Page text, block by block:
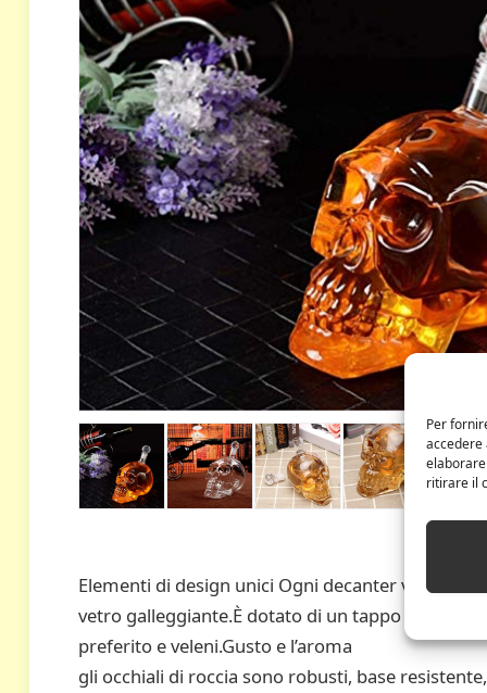
Per
accedere
ritirare il
Elementi di design unici Ogni decanter vino è
vetro galleggiante.È dotato di un tappo di vetro
preferito e veleni.Gusto e l’aroma
gli occhiali di roccia sono robusti, base